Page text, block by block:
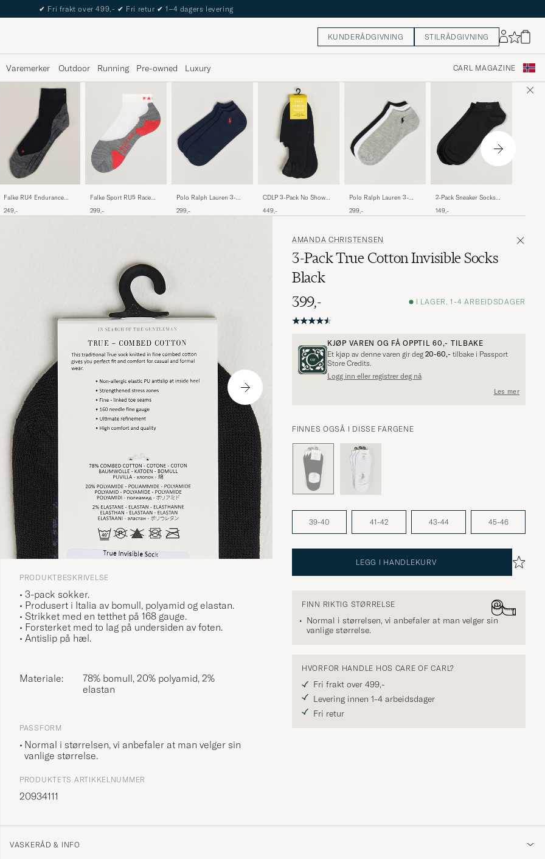
The Care of Carl Passport
KUNDERÅDGIVNING STILRÅDGIVNING
Varemerker Outdoor Running Pre-owned Luxury CARL MAGAZINE
Falke RU4 Endurance
Black Mix
249,-
Falke Sport RU5 Race
299,-
Polo Ralph Lauren 3-
299,-
CDLP 3-Pack No Show
449,-
Polo Ralph Lauren 3-
Black/White/Grey
299,-
2-Pack Sneaker Socks
149,-
Flere alternativer?
UTFORSK LIGNENDE PRODUKTER
AMANDA CHRISTENSEN
3-Pack True Cotton Invisible Socks
Black
399,-
I LAGER, 1-4 ARBEIDSDAGER
KJØP VAREN OG FÅ OPPTIL60,- TILBAKE
Et kjøp av denne varen gir deg 20-60,- tilbake i Passport
Store Credits.
Logg inn eller registrer deg nå
Les mer
FINNES OGSÅ I DISSE FARGENE
39-40 41-42 43-44 45-46
LEGG I HANDLEKURV
FINN RIKTIG STØRRELSE
Normal i størrelsen, vi anbefaler at man velger sin
vanlige størrelse.
HVORFOR HANDLE HOS CARE OF CARL?
Fri frakt over 499,-
Levering innen 1-4 arbeidsdager
Fri retur
PRODUKTBESKRIVELSE
• 3-pack sokker.
• Produsert i Italia av bomull, polyamid og elastan.
• Strikket med en tetthet på 168 gauge.
• Forsterket med to lag på undersiden av foten.
• Antislip på hæl.
Materiale:
78% bomull, 20% polyamid, 2%
elastan
PASSFORM
Normal i størrelsen, vi anbefaler at man velger sin
vanlige størrelse.
PRODUKTETS ARTIKKELNUMMER
20934111
VASKERÅD & INFO